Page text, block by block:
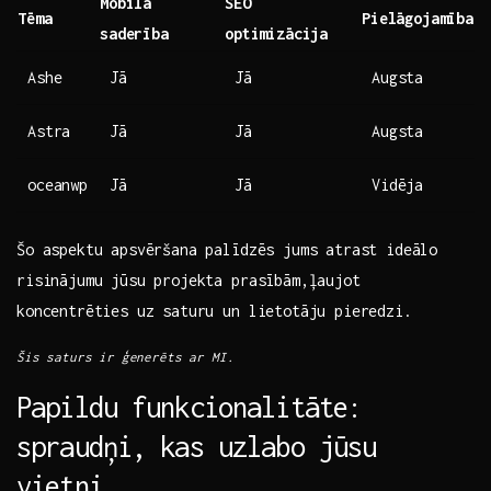
Tēma
saderība
optimizācija
Pielāgojamība
Ashe Jā Jā Augsta
Astra Jā Jā Augsta
oceanwp Jā Jā Vidēja
Šo‍ aspektu apsvēršana palīdzēs jums atrast ideālo
risinājumu jūsu projekta prasībām,ļaujot
koncentrēties uz saturu un lietotāju pieredzi.
Šis saturs ir ģenerēts ar MI.
Papildu ‌funkcionalitāte:
spraudņi, kas uzlabo‍ jūsu